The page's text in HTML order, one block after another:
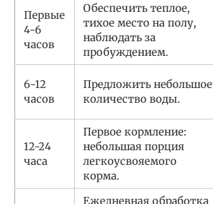
Первые
4-6
часов
Обеспечить теплое,
тихое место на полу,
наблюдать за
пробуждением.
6-12
часов
Предложить небольшое
количество воды.
12-24
часа
Первое кормление:
небольшая порция
легкоусвояемого
корма.
Ежедневная обработка